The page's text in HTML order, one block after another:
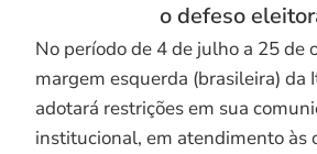
o defeso
No período de 4 de julho a 25 de
margem esquerda (brasileira) da
adotará restrições em sua
institucional, em atendimento às